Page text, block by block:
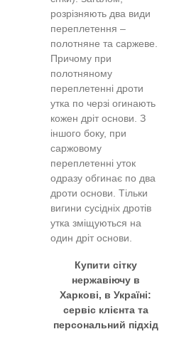
розрізняють два види
переплетення –
полотняне та саржеве.
Причому при
полотняному
переплетенні дроти
утка по черзі огинають
кожен дріт основи. З
іншого боку, при
саржовому
переплетенні уток
одразу обгинає по два
дроти основи. Тільки
вигини сусідніх дротів
утка зміщуються на
один дріт основи.
Купити сітку
нержавіючу в
Харкові, в Україні:
сервіс клієнта та
персональний підхід